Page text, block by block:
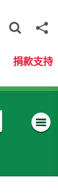
捐款支持